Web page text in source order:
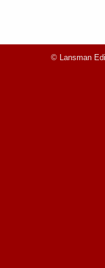
© Lansman